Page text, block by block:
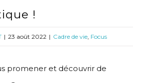
!
| 23 août 2022 | Cadre de vie, Focus
promener et découvrir de